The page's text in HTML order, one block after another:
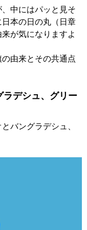
中にはパッと見そ
本の日の丸（日章
が気になりますよ
由来とその共通点
ラデシュ、グリー
バングラデシュ、